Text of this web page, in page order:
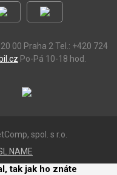
00 Praha 2 Tel.: +420 724
Po-Pá 10-18 hod.
spol. s r.o.
tak jak ho znáte